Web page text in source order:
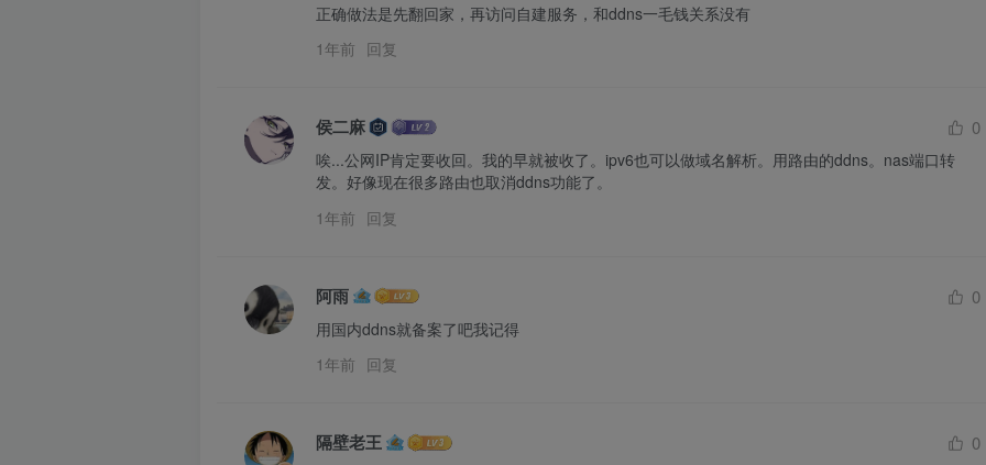
正确做法是先翻回家，再访问自建服务，和ddns一毛钱关系没有
1年前 回复
侯二麻 0
唉...公网IP肯定要收回。我的早就被收了。ipv6也可以做域名解析。用路由的ddns。nas端口转
发。好像现在很多路由也取消ddns功能了。
1年前 回复
阿雨 0
用国内ddns就备案了吧我记得
1年前 回复
隔壁老王 0